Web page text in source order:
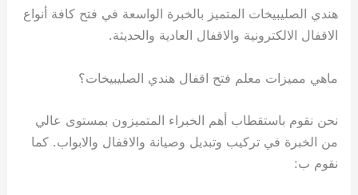
هندي الصليبيخات المتميز بالخبرة الواسعة في فتح كافة أنواع
الاقفال الالكترونية والاقفال العادية والحديثة.
ماهي مميزات معلم فتح اقفال هندي الصليبيخات؟
نحن نقوم باستقطاب أهم الخبراء المتميزون بمستوى عالي
من الخبرة في تركيب وتبديل وصيانة والاقفال والابواب. كما
نقوم ب: